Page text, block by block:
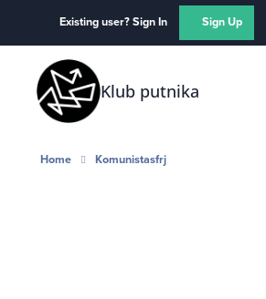
Existing user? Sign In Sign Up
Klub putnika
Home Komunistasfrj